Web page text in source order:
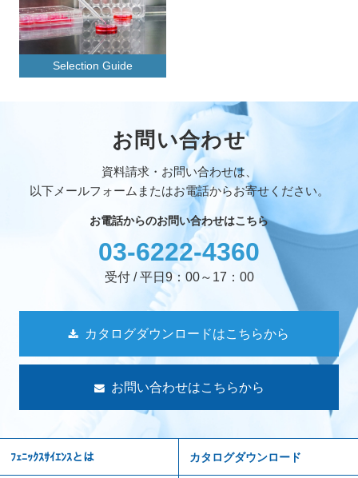
Selection Guide
お問い合わせ
資料請求・お問い合わせは、
以下メールフォームまたはお電話からお寄せください。
お電話からのお問い合わせはこちら
03-6222-4360
受付 / 平日9：00～17：00
カタログダウンロードはこちらから
お問い合わせはこちらから
ﾌｪﾆｯｸｽｻｲｴﾝｽとは カタログダウンロード